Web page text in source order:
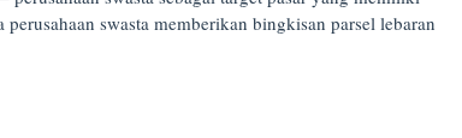
swasta memberikan bingkisan parsel lebaran